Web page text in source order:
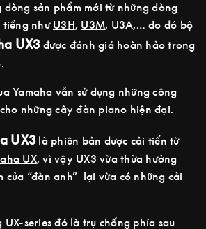
sản phẩm mới từ những dòng
tiếng như U3H, U3M, U3A,… do đó bộ
UX3được đánh giá hoàn hảo trong
Yamaha vẫn sử dụng những công
những cây đàn piano hiện đại.
UX3là phiên bản được cải tiến từ
UX, vì vậy UX3 vừa thừa hưởng
của “đàn anh” lại vừa có những cải
series đó là trụ chống phía sau